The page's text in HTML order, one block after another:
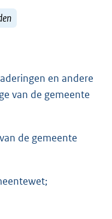
en andere
van de gemeente
de gemeente